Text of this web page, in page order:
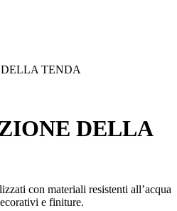
TENDA
DELLA
con materiali resistenti all’acqua
e finiture.